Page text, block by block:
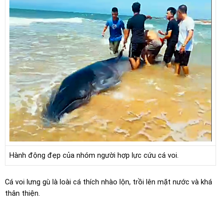
Hành động đẹp của nhóm người hợp lực cứu cá voi.
Cá voi lưng gù là loài cá thích nhào lộn, trồi lên mặt nước và khá
thân thiện.